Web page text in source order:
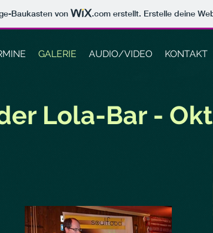
Baukasten von .com erstellt. Erstelle deine
GALERIE AUDIO/VIDEO KONTAKT
Lola-Bar -